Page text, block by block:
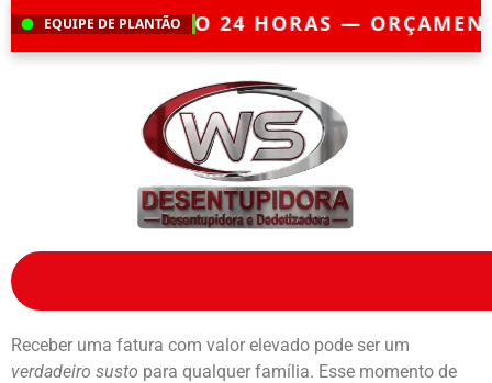
EQUIPE DE PLANTÃO
24 HORAS — ORÇAMENTO GRÁTIS —
Receber uma fatura com valor elevado pode ser um
verdadeiro susto para qualquer família. Esse momento de